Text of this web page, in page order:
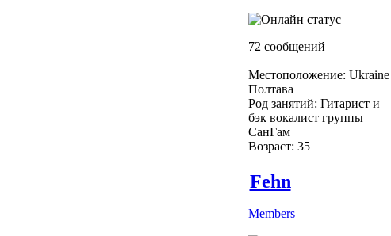
72 сообщений
Местоположение: Ukraine
Полтава
Род занятий: Гитарист и
бэк вокалист группы
СанГам
Возраст: 35
Fehn
Members